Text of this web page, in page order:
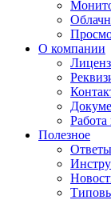
О компании
Полезное